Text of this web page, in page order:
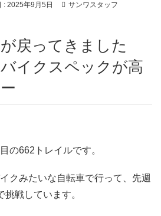
: 2025年9月5日
サンワスタッフ
イクスペックが高
の662トレイルです。
クみたいな自転車で行って、先週
戦しています。